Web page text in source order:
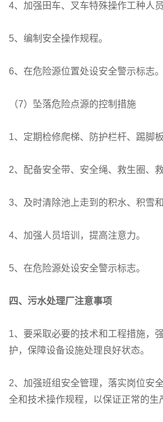
4、加强田车、叉车特殊操作工种人
5、编制安全操作规程。
6、在危险源位置处设安全警示标志。
（7）坠落危险点源的控制措施
1、定期检修爬梯、防护栏杆、踢脚板
2、配备安全带、安全绳、救生圈、
3、及时清除池上走到的积水、积雪和
4、加强人员培训，提高注意力。
5、在危险源处设安全警示标志。
四、污水处理厂注意事项
1、要采取必要的技术和工程措施，
护，保障设备设施处理良好状态。
2、加强班组安全管理，落实岗位安
全和技术操作规程，以保证正常的生